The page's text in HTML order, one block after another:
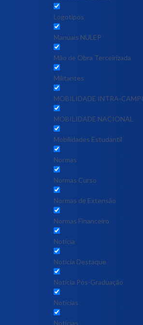
Logotipos
Manuais NULEP
Mão de Obra Terceirizada
Militantes
MOBILIDADE INTRA-CAMPI
MOBILIDADE NACIONAL
Mobilidades Estudantil
Normas
Normas Curso
Normas de Extensão
Normas Financeiro
Notícia
Notícia Destaque
Noticia Pós-Graduação
Notícias
Notícias